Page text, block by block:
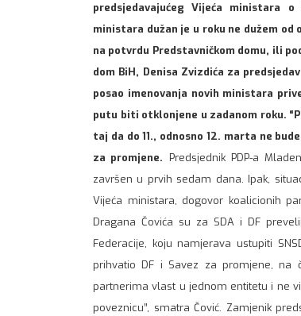
predsjedavajućeg Vijeća ministara
ministara dužan je u roku ne dužem
na potvrdu Predstavničkom domu, ili
dom BiH, Denisa Zvizdića za
posao imenovanja novih ministara
putu biti otklonjene u zadanom roku.
taj da do 11., odnosno 12. marta ne
za promjene. Predsjednik PDP-a
završen u prvih sedam dana. Ipak,
Vijeća ministara, dogovor koalicionih
Dragana Čovića su za SDA i DF
Federacije, koju namjerava ustupiti
prihvatio DF i Savez za promjene, na
partnerima vlast u jednom entitetu i ne
poveznicu”, smatra Čović. Zamjenik